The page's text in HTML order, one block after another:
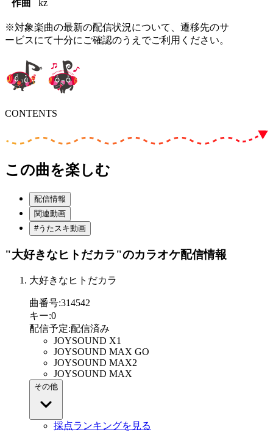
作曲 kz
※対象楽曲の最新の配信状況について、遷移先のサ
ービスにて十分にご確認のうえでご利用ください。
CONTENTS
この曲を楽しむ
配信情報
関連動画
#うたスキ動画
"大好きなヒトだカラ"のカラオケ配信情報
大好きなヒトだカラ
曲番号:314542
キー:0
配信予定:配信済み
JOYSOUND X1
JOYSOUND MAX GO
JOYSOUND MAX2
JOYSOUND MAX
その他
採点ランキングを見る